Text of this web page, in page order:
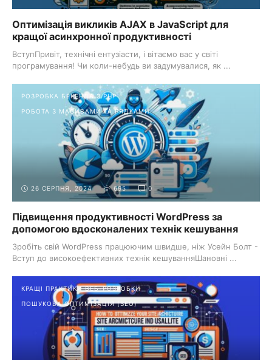
Оптимізація викликів AJAX в JavaScript для
кращої асинхронної продуктивності
ВступПривіт, технічні ентузіасти, і вітаємо вас у світі
програмування! Чи коли-небудь ви задумувалися, як ...
РОЗРОБКА БЕКЕНДА З PHP
РОБОТА З МАСИВАМИ ТА РЯДКАМИ
26 СЕРПНЯ, 2024 695 0
Підвищення продуктивності WordPress за
допомогою вдосконалених технік кешування
Зробіть свій WordPress працюючим швидше, ніж Усейн Болт -
Вступ до високоефективних технік кешуванняШановні ...
КРАЩІ ПРАКТИКИ ВЕБ-РОЗРОБКИ
ПОШУКОВА ОПТИМІЗАЦІЯ (SEO)